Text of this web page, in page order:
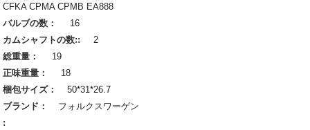
CFKA CPMA CPMB EA888
バルブの数：
16
カムシャフトの数::
2
総重量：
19
正味重量：
18
梱包サイズ：
50*31*26.7
ブランド：
フォルクスワーゲン
: